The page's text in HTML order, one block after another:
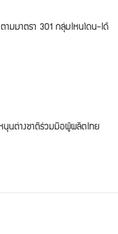
ามมาตรา 301 กลุ่มไหนโดน-ได้
นุนต่างชาติร่วมมือผู้ผลิตไทย